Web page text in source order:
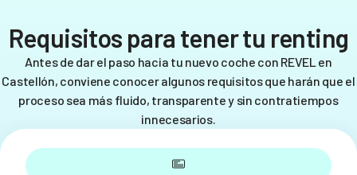
Requisitos para tener tu renting
Antes de dar el paso hacia tu nuevo coche con REVEL en
Castellón, conviene conocer algunos requisitos que harán que el
proceso sea más fluido, transparente y sin contratiempos
innecesarios.